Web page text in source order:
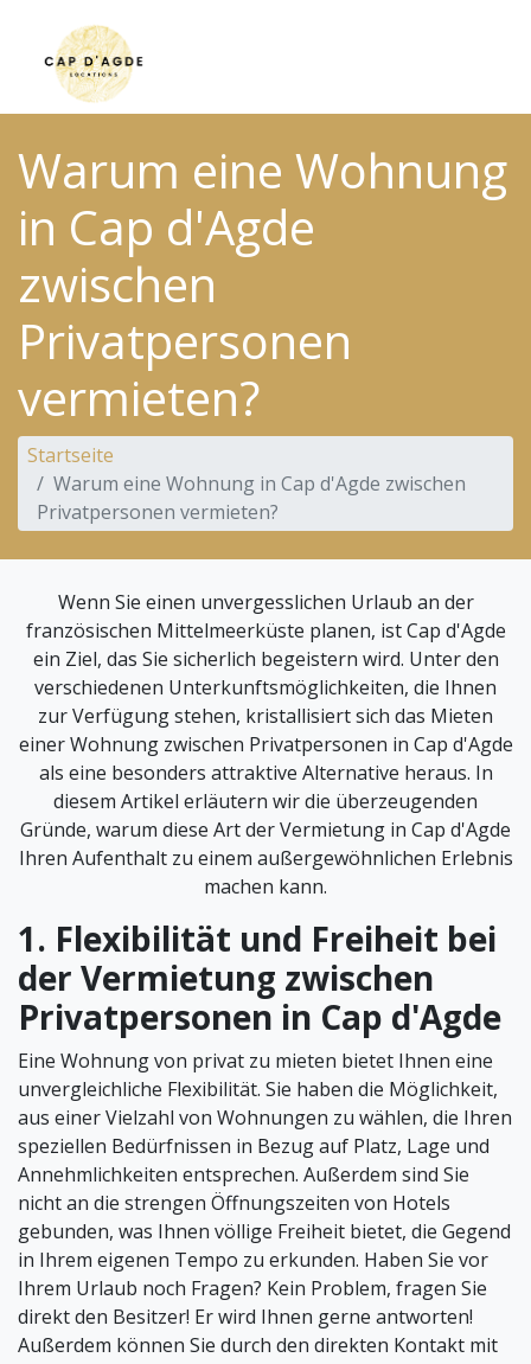
Warum eine Wohnung
in Cap d'Agde
zwischen
Privatpersonen
vermieten?
Startseite
Warum eine Wohnung in Cap d'Agde zwischen
Privatpersonen vermieten?
Wenn Sie einen unvergesslichen Urlaub an der
französischen Mittelmeerküste planen, ist Cap d'Agde
ein Ziel, das Sie sicherlich begeistern wird. Unter den
verschiedenen Unterkunftsmöglichkeiten, die Ihnen
zur Verfügung stehen, kristallisiert sich das Mieten
einer Wohnung zwischen Privatpersonen in Cap d'Agde
als eine besonders attraktive Alternative heraus. In
diesem Artikel erläutern wir die überzeugenden
Gründe, warum diese Art der Vermietung in Cap d'Agde
Ihren Aufenthalt zu einem außergewöhnlichen Erlebnis
machen kann.
1. Flexibilität und Freiheit bei
der Vermietung zwischen
Privatpersonen in Cap d'Agde
Eine Wohnung von privat zu mieten bietet Ihnen eine
unvergleichliche Flexibilität. Sie haben die Möglichkeit,
aus einer Vielzahl von Wohnungen zu wählen, die Ihren
speziellen Bedürfnissen in Bezug auf Platz, Lage und
Annehmlichkeiten entsprechen. Außerdem sind Sie
nicht an die strengen Öffnungszeiten von Hotels
gebunden, was Ihnen völlige Freiheit bietet, die Gegend
in Ihrem eigenen Tempo zu erkunden. Haben Sie vor
Ihrem Urlaub noch Fragen? Kein Problem, fragen Sie
direkt den Besitzer! Er wird Ihnen gerne antworten!
Außerdem können Sie durch den direkten Kontakt mit